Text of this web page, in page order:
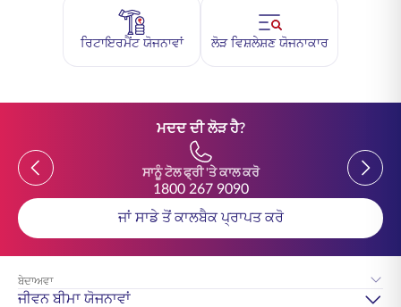
ਰਿਟਾਇਰਮੈਂਟ ਯੋਜਨਾਵਾਂ ਲੋੜ ਵਿਸ਼ਲੇਸ਼ਣ ਯੋਜਨਾਕਾਰ
ਮਦਦ ਦੀ ਲੋੜ ਹੈ?
Previous
ਸਾਨੂੰ ਟੋਲ ਫ੍ਰੀ 'ਤੇ ਕਾਲ ਕਰੋ
1800 267 9090
Previous
ਜਾਂ ਸਾਡੇ ਤੋਂ ਕਾਲਬੈਕ ਪ੍ਰਾਪਤ ਕਰੋ
ਬੇਦਾਅਵਾ
ਜੀਵਨ ਬੀਮਾ ਯੋਜਨਾਵਾਂ